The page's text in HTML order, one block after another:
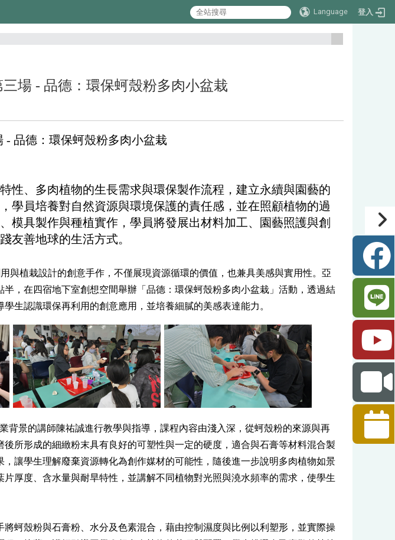
Language 登入
:::
三場 - 品德：環保蚵殼粉多肉小盆栽
- 品德：環保蚵殼粉多肉小盆栽
性、多肉植物的生長需求與環保製作流程，建立永續與園藝的
學員培養對自然資源與環境保護的責任感，並在照顧植物的過
模具製作與種植實作，學員將發展出材料加工、園藝照護與創
友善地球的生活方式。
與植栽設計的創意手作，不僅展現資源循環的價值，也兼具美感與實用性。亞
半，在四宿地下室創想空間舉辦「品德：環保蚵殼粉多肉小盆栽」活動，透過結
生認識環保再利用的創意應用，並培養細膩的美感表達能力。
背景的講師陳祐誠進行教學與指導，課程內容由淺入深，從蚵殼粉的來源與再
所形成的細緻粉末具有良好的可塑性與一定的硬度，適合與石膏等材料混合製
讓學生理解廢棄資源轉化為創作媒材的可能性，隨後進一步說明多肉植物如景
厚度、含水量與耐旱特性，並講解不同植物對光照與澆水頻率的需求，使學生
蚵殼粉與石膏粉、水分及色素混合，藉由控制濕度與比例以利塑形，並實際操